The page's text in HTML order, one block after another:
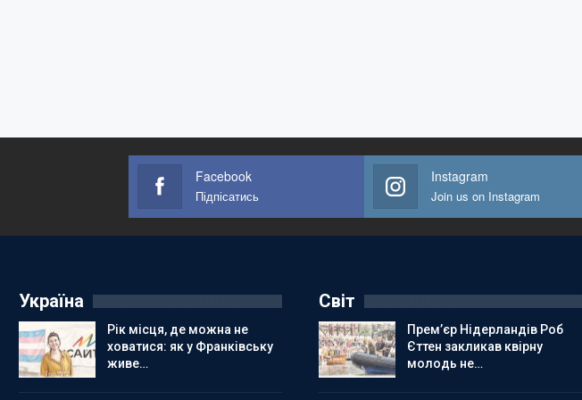
Facebook
Підпісатись
Instagram
Join us on Instagram
Україна
Рік місця, де можна не
ховатися: як у Франківську
живе…
Світ
Прем’єр Нідерландів Роб
Єттен закликав квірну
молодь не…